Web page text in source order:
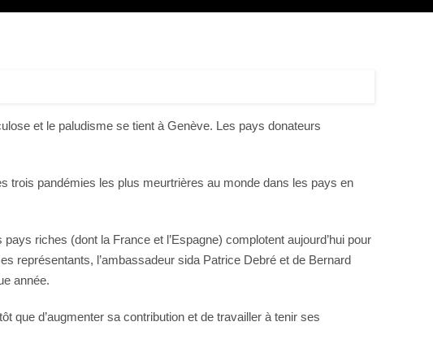
et le paludisme se tient à Genève. Les pays donateurs
trois pandémies les plus meurtrières au monde dans les pays en
riches (dont la France et l’Espagne) complotent aujourd’hui pour
représentants, l’ambassadeur sida Patrice Debré et de Bernard
année.
que d’augmenter sa contribution et de travailler à tenir ses